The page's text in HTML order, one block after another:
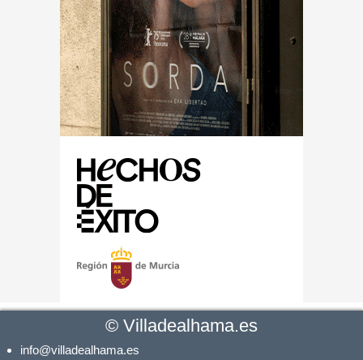
© Villadealhama.es
info@villadealhama.es